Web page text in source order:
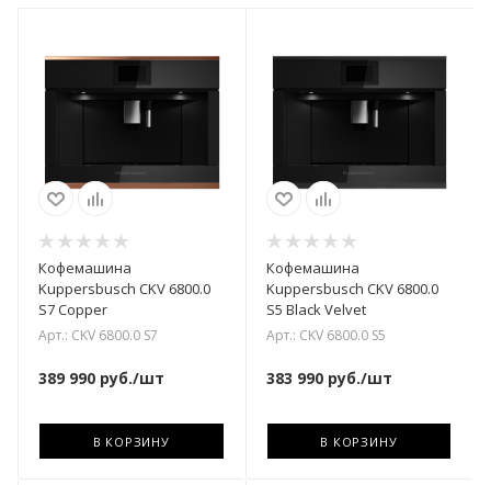
Кофемашина
Kuppersbusch CKV 6800.0
S7 Copper
Арт.: CKV 6800.0 S7
389 990 руб./шт
В КОРЗИНУ
Кофемашина
Kuppersbusch CKV 6800.0
S5 Black Velvet
Арт.: CKV 6800.0 S5
383 990руб./шт
В КОРЗИНУ